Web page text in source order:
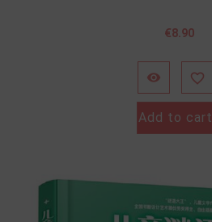
價
€8.90
 
Add to cart